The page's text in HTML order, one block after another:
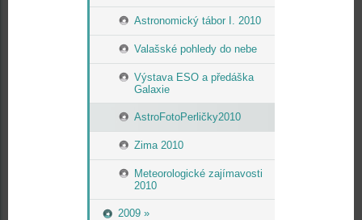
Astronomický tábor I. 2010
Valašské pohledy do nebe
Výstava ESO a předáška
Galaxie
AstroFotoPerličky2010
Zima 2010
Meteorologické zajímavosti
2010
2009 »